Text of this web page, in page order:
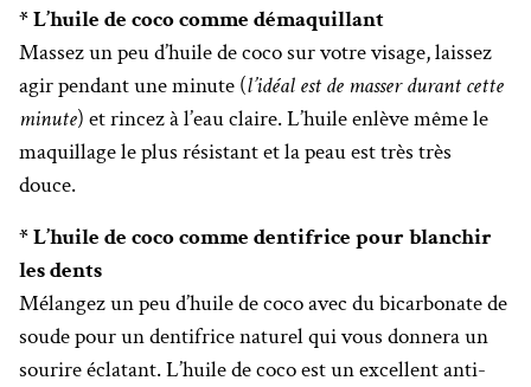
* L’huile de coco comme démaquillant
Massez un peu d’huile de coco sur votre visage, laissez
agir pendant une minute (l’idéal est de masser durant cette
minute) et rincez à l’eau claire. L’huile enlève même le
maquillage le plus résistant et la peau est très très
douce.
* L’huile de coco comme dentifrice pour blanchir
les dents
Mélangez un peu d’huile de coco avec du bicarbonate de
soude pour un dentifrice naturel qui vous donnera un
sourire éclatant. L’huile de coco est un excellent anti-